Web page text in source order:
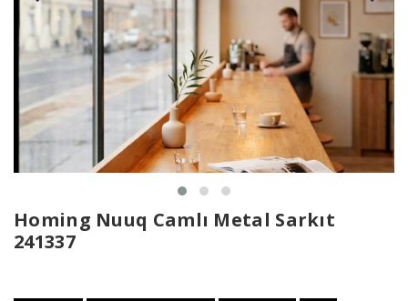
Homing Nuuq Camlı Metal Sarkıt
241337